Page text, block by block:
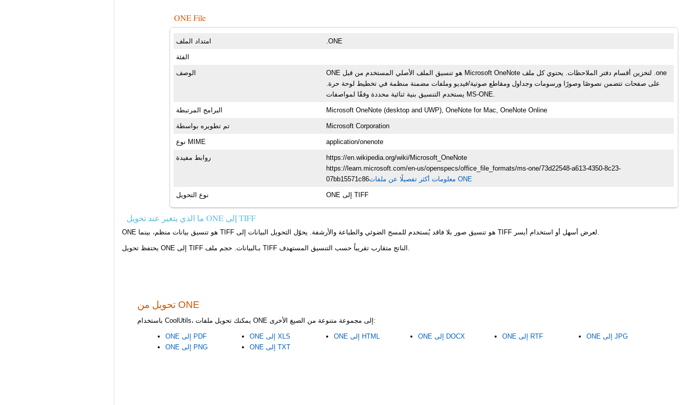
ONE File
امتداد الملف .ONE
الفئة
الوصف
ONE هو تنسيق الملف الأصلي المستخدم من قبل Microsoft OneNote لتخزين أقسام دفتر الملاحظات. يحتوي كل ملف .one
على صفحات تتضمن نصوصًا وصورًا ورسومات وجداول ومقاطع صوتية/فيديو وملفات مضمنة منظمة في تخطيط لوحة حرة.
يستخدم التنسيق بنية ثنائية محددة وفقًا لمواصفات MS-ONE.
البرامج المرتبطة Microsoft OneNote (desktop and UWP), OneNote for Mac, OneNote Online
تم تطويره بواسطة Microsoft Corporation
نوع MIME application/onenote
روابط مفيدة
https://en.wikipedia.org/wiki/Microsoft_OneNote
https://learn.microsoft.com/en-us/openspecs/office_file_formats/ms-one/73d22548-a613-4350-8c23-
07bb15571c86
معلومات أكثر تفصيلًا عن ملفات ONE
نوع التحويل ONE إلى TIFF
ما الذي يتغير عند تحويل ONE إلى TIFF
تحويل من ONE
باستخدام CoolUtils، يمكنك تحويل ملفات ONE إلى مجموعة متنوعة من الصيغ الأخرى:
ONE إلى PDF ONE إلى XLS ONE إلى HTML ONE إلى DOCX ONE إلى RTF
ONE إلى JPG
ONE إلى PNG
ONE إلى TXT